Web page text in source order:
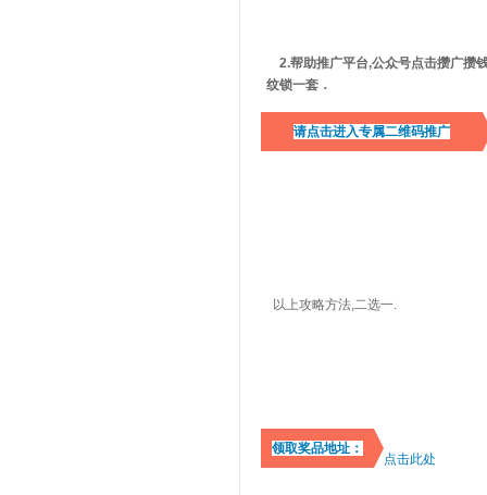
2.帮助推广平台,公众号点击攒广攒
纹锁一套．
请点击进入专属二维码推广
以上攻略方法,二选一.
领取奖品地址：
点击此处